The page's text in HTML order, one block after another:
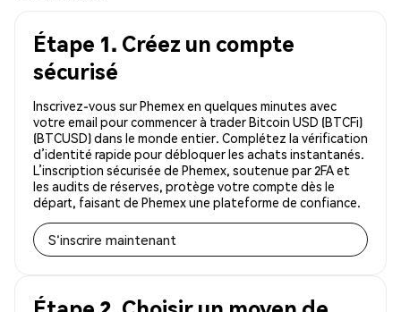
Étape 1. Créez un compte
sécurisé
Inscrivez-vous sur Phemex en quelques minutes avec
votre email pour commencer à trader Bitcoin USD (BTCFi)
(BTCUSD) dans le monde entier. Complétez la vérification
d’identité rapide pour débloquer les achats instantanés.
L’inscription sécurisée de Phemex, soutenue par 2FA et
les audits de réserves, protège votre compte dès le
départ, faisant de Phemex une plateforme de confiance.
S'inscrire maintenant